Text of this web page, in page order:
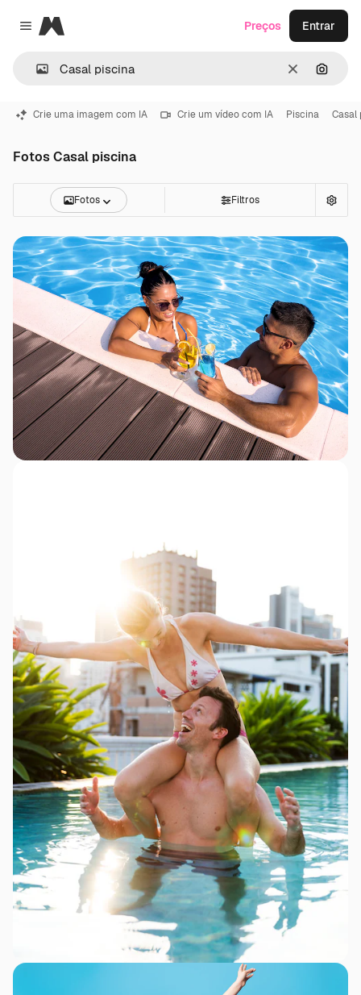
Close menu
Magnific
Limpar
Preços Entrar
Crie uma imagem com IA Crie um vídeo com IA Piscina Casal
Fotos Casal piscina
Fotos Filtros